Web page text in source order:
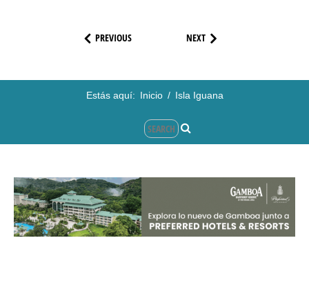
PREVIOUS NEXT
Estás aquí: Inicio / Isla Iguana